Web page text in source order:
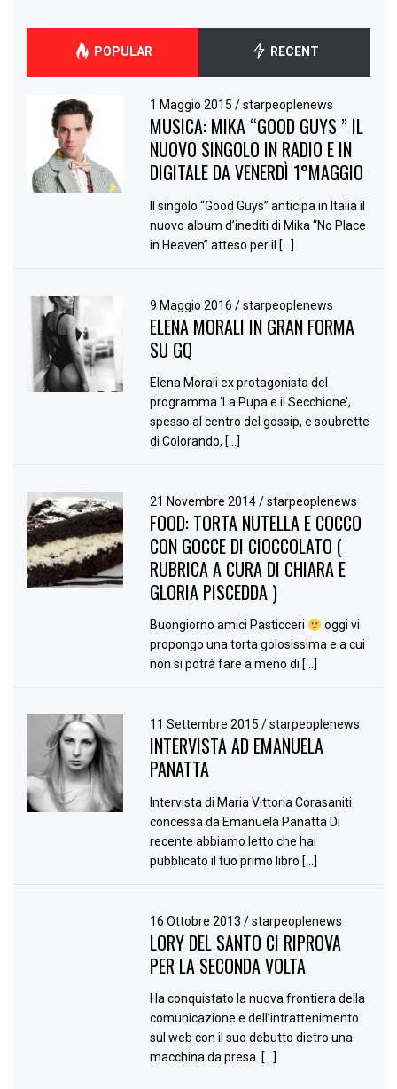
POPULAR RECENT
1 Maggio 2015/ starpeoplenews
MUSICA: MIKA “GOOD GUYS ” IL
NUOVO SINGOLO IN RADIO E IN
DIGITALE DA VENERDÌ 1°MAGGIO
Il singolo “Good Guys” anticipa in Italia il
nuovo album d’inediti di Mika “No Place
in Heaven” atteso per il […]
9 Maggio 2016/ starpeoplenews
ELENA MORALI IN GRAN FORMA
SU GQ
Elena Morali ex protagonista del
programma ‘La Pupa e il Secchione’,
spesso al centro del gossip, e soubrette
di Colorando, […]
21 Novembre 2014/ starpeoplenews
FOOD: TORTA NUTELLA E COCCO
CON GOCCE DI CIOCCOLATO (
RUBRICA A CURA DI CHIARA E
GLORIA PISCEDDA )
Buongiorno amici Pasticceri
oggi vi
propongo una torta golosissima e a cui
non si potrà fare a meno di […]
11 Settembre 2015/ starpeoplenews
INTERVISTA AD EMANUELA
PANATTA
Intervista di Maria Vittoria Corasaniti
concessa da Emanuela Panatta Di
recente abbiamo letto che hai
pubblicato il tuo primo libro […]
16 Ottobre 2013/ starpeoplenews
LORY DEL SANTO CI RIPROVA
PER LA SECONDA VOLTA
Ha conquistato la nuova frontiera della
comunicazione e dell’intrattenimento
sul web con il suo debutto dietro una
macchina da presa. […]